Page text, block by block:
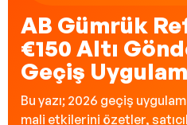
AB Gümrük
€150 Altı
Geçiş
Bu yazı; 2026 geçiş
mali etkilerini özetler,